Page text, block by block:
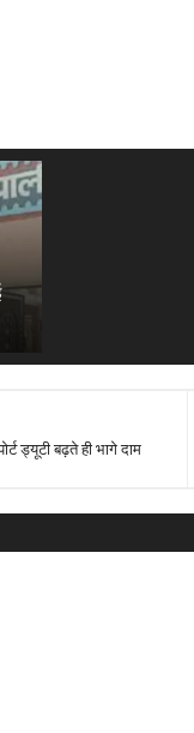
ड्यूटी बढ़ते ही भागे दाम